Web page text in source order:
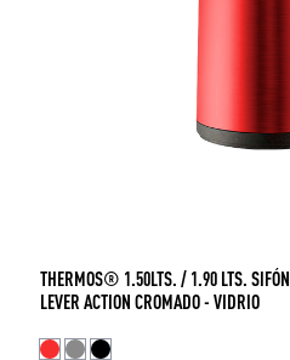
THERMOS® 1.50LTS. / 1.90 LTS. SIFÓN
LEVER ACTION CROMADO - VIDRIO